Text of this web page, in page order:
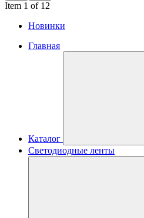
Item 1 of 12
Новинки
Главная
Каталог
Светодиодные ленты